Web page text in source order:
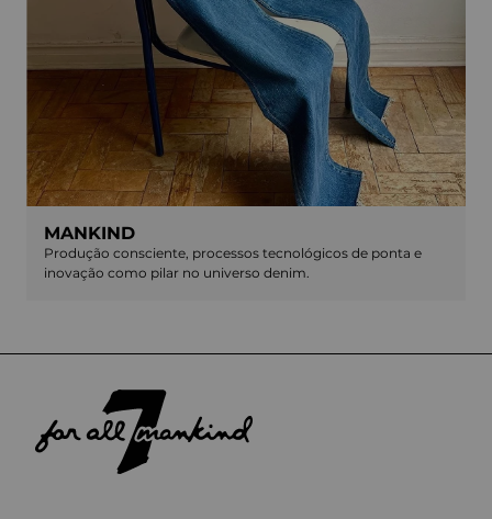
MANKIND
Produção consciente, processos tecnológicos de ponta e
inovação como pilar no universo denim.